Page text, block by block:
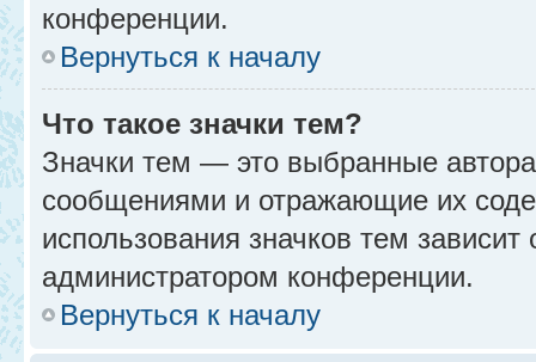
конференции.
Вернуться к началу
Что такое значки тем?
Значки тем — это выбранные
сообщениями и отражающие их
использования значков тем
администратором конференции.
Вернуться к началу